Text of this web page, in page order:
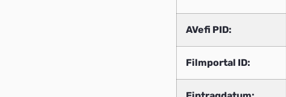
AVefi PID:
Filmportal ID: